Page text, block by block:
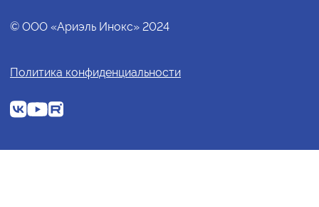
© ООО «Ариэль Инокс» 2024
Политика конфиденциальности